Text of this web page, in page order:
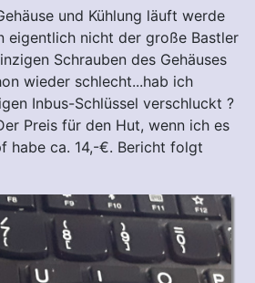
und Kühlung läuft werde
eigentlich nicht der große Bastler
Schrauben des Gehäuses
wieder schlecht...hab ich
Inbus-Schlüssel verschluckt ?
Preis für den Hut, wenn ich es
habe ca. 14,-€. Bericht folgt